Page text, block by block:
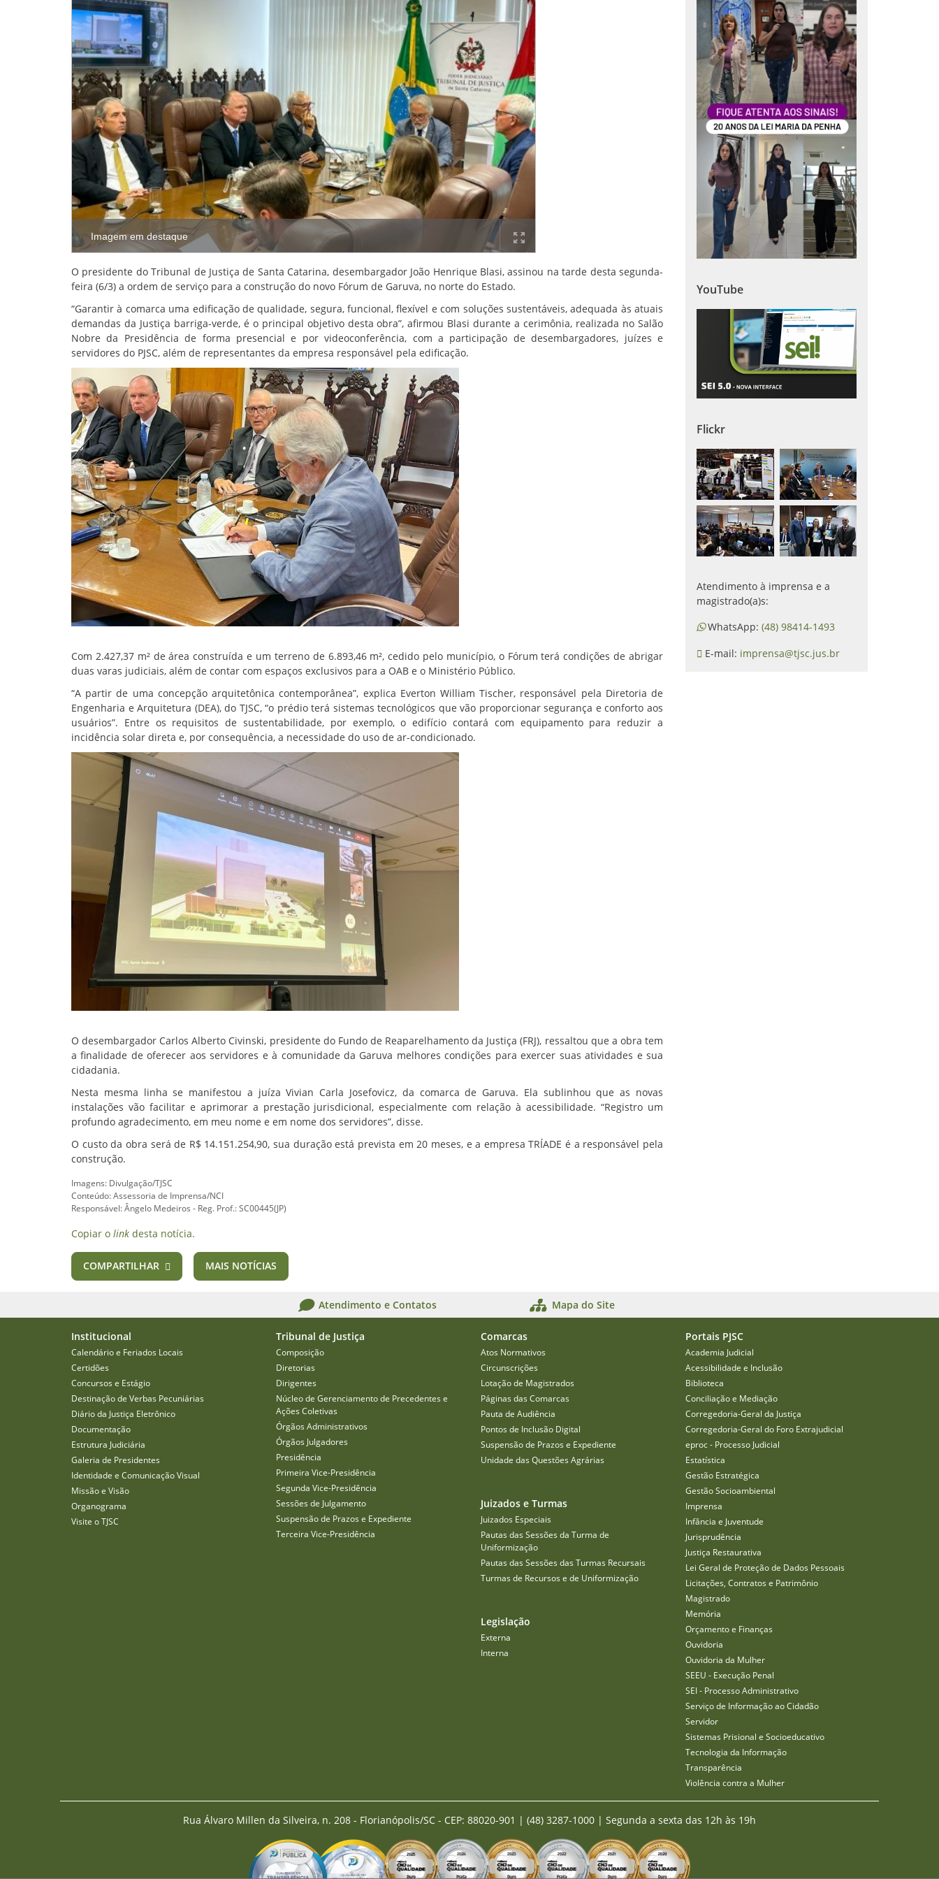
Imagem em destaque
O presidente do Tribunal de Justiça de Santa Catarina, desembargador João Henrique Blasi, assinou na tarde desta segunda-
feira (6/3) a ordem de serviço para a construção do novo Fórum de Garuva, no norte do Estado.
“Garantir à comarca uma edificação de qualidade, segura, funcional, flexível e com soluções sustentáveis, adequada às atuais
demandas da Justiça barriga-verde, é o principal objetivo desta obra”, afirmou Blasi durante a cerimônia, realizada no Salão
Nobre da Presidência de forma presencial e por videoconferência, com a participação de desembargadores, juízes e
servidores do PJSC, além de representantes da empresa responsável pela edificação.
Com 2.427,37 m² de área construída e um terreno de 6.893,46 m², cedido pelo município, o Fórum terá condições de abrigar
duas varas judiciais, além de contar com espaços exclusivos para a OAB e o Ministério Público.
“A partir de uma concepção arquitetônica contemporânea”, explica Everton William Tischer, responsável pela Diretoria de
Engenharia e Arquitetura (DEA), do TJSC, “o prédio terá sistemas tecnológicos que vão proporcionar segurança e conforto aos
usuários”. Entre os requisitos de sustentabilidade, por exemplo, o edifício contará com equipamento para reduzir a
incidência solar direta e, por consequência, a necessidade do uso de ar-condicionado.
O desembargador Carlos Alberto Civinski, presidente do Fundo de Reaparelhamento da Justiça (FRJ), ressaltou que a obra tem
a finalidade de oferecer aos servidores e à comunidade da Garuva melhores condições para exercer suas atividades e sua
cidadania.
Nesta mesma linha se manifestou a juíza Vivian Carla Josefovicz, da comarca de Garuva. Ela sublinhou que as novas
instalações vão facilitar e aprimorar a prestação jurisdicional, especialmente com relação à acessibilidade. “Registro um
profundo agradecimento, em meu nome e em nome dos servidores”, disse.
O custo da obra será de R$ 14.151.254,90, sua duração está prevista em 20 meses, e a empresa TRÍADE é a responsável pela
construção.
Imagens: Divulgação/TJSC
Conteúdo: Assessoria de Imprensa/NCI
Responsável: Ângelo Medeiros - Reg. Prof.: SC00445(JP)
Copiar o link desta notícia.
COMPARTILHAR MAIS NOTÍCIAS
YouTube
Flickr
Atendimento à imprensa e a
magistrado(a)s:
WhatsApp: (48) 98414-1493
E-mail: imprensa@tjsc.jus.br
Atendimento e Contatos Mapa do Site
Institucional
Calendário e Feriados Locais
Certidões
Concursos e Estágio
Destinação de Verbas Pecuniárias
Diário da Justiça Eletrônico
Documentação
Estrutura Judiciária
Galeria de Presidentes
Identidade e Comunicação Visual
Missão e Visão
Organograma
Visite o TJSC
Tribunal de Justiça
Composição
Diretorias
Dirigentes
Núcleo de Gerenciamento de Precedentes e
Ações Coletivas
Órgãos Administrativos
Órgãos Julgadores
Presidência
Primeira Vice-Presidência
Segunda Vice-Presidência
Sessões de Julgamento
Suspensão de Prazos e Expediente
Terceira Vice-Presidência
Comarcas
Atos Normativos
Circunscrições
Lotação de Magistrados
Páginas das Comarcas
Pauta de Audiência
Pontos de Inclusão Digital
Suspensão de Prazos e Expediente
Unidade das Questões Agrárias
Juizados e Turmas
Juizados Especiais
Pautas das Sessões da Turma de
Uniformização
Pautas das Sessões das Turmas Recursais
Turmas de Recursos e de Uniformização
Legislação
Externa
Interna
Portais PJSC
Academia Judicial
Acessibilidade e Inclusão
Biblioteca
Conciliação e Mediação
Corregedoria-Geral da Justiça
Corregedoria-Geral do Foro Extrajudicial
eproc - Processo Judicial
Estatística
Gestão Estratégica
Gestão Socioambiental
Imprensa
Infância e Juventude
Jurisprudência
Justiça Restaurativa
Lei Geral de Proteção de Dados Pessoais
Licitações, Contratos e Patrimônio
Magistrado
Memória
Orçamento e Finanças
Ouvidoria
Ouvidoria da Mulher
SEEU - Execução Penal
SEI - Processo Administrativo
Serviço de Informação ao Cidadão
Servidor
Sistemas Prisional e Socioeducativo
Tecnologia da Informação
Transparência
Violência contra a Mulher
Rua Álvaro Millen da Silveira, n. 208 - Florianópolis/SC - CEP: 88020-901 | (48) 3287-1000 | Segunda a sexta das 12h às 19h